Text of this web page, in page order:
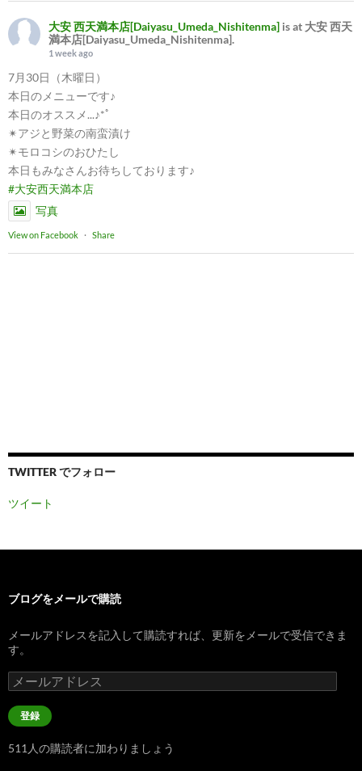
大安 西天満本店[Daiyasu_Umeda_Nishitenma] is at 大安 西天
満本店[Daiyasu_Umeda_Nishitenma].
1 week ago
7月30日（木曜日）
本日のメニューです♪
本日のオススメ...♪*ﾟ
✴︎アジと野菜の南蛮漬け
✴︎モロコシのおひたし
本日もみなさんお待ちしております♪
#大安西天満本店
写真
View on Facebook · Share
TWITTER でフォロー
ツイート
ブログをメールで購読
メールアドレスを記入して購読すれば、更新をメールで受信できま
す。
メ
ー
ル
ア
レ
登録
511人の購読者に加わりましょう